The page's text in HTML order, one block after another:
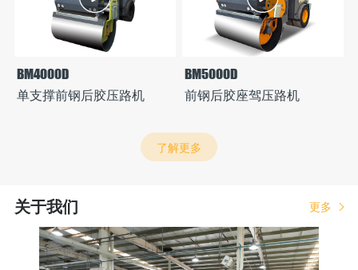
BM4000D
单支撑前钢后胶压路机
BM5000D
前钢后胶座驾压路机
了解更多
关于我们 更多